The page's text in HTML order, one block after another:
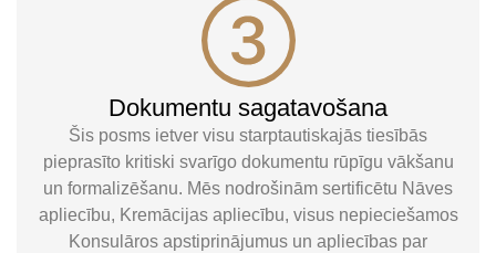
Dokumentu sagatavošana
Šis posms ietver visu starptautiskajās tiesībās
pieprasīto kritiski svarīgo dokumentu rūpīgu vākšanu
un formalizēšanu. Mēs nodrošinām sertificētu Nāves
apliecību, Kremācijas apliecību, visus nepieciešamos
Konsulāros apstiprinājumus un apliecības par